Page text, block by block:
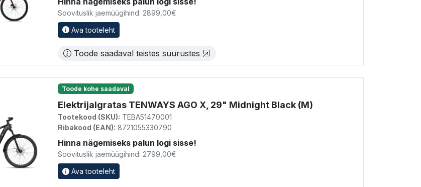
Soovituslik jaemüügihind: 2899,00€
Ava tooteleht
Toode saadaval teistes suurustes
Toode kohe saadaval
Elektrijalgratas TENWAYS AGO X, 29" Midnight Black (M)
Tootekood (SKU): TEBA51470001
Ribakood (EAN): 8721055330790
Hinna nägemiseks palun logi sisse!
Soovituslik jaemüügihind: 2799,00€
Ava tooteleht